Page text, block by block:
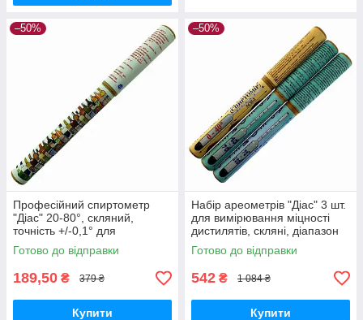
–50%
Професійний спиртометр
"Діас" 20-80°, скляний,
точність +/-0,1° для
виробництва напоїв
Готово до відправки
189,50 ₴ 379 ₴
Купити
–50%
Набір ареометрів "Діас" 3 шт.
для вимірювання міцності
дистилятів, скляні, діапазон
0-100°
Готово до відправки
542 ₴ 1 084 ₴
Купити